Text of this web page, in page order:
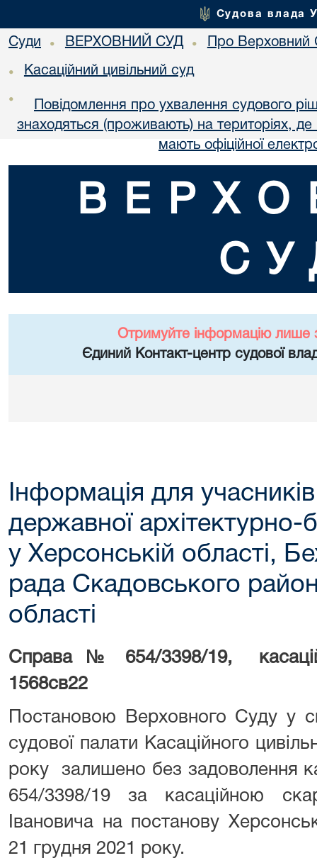
Судова влада
Суди • ВЕРХОВНИЙ СУД • Про Верховний
• Касаційний цивільний суд
•
Повідомлення про ухвалення судового
знаходяться (проживають) на територіях, де
мають офіційної
Отримуйте інформацію лише
Єдиний Контакт-центр судової
Інформація для
державної архітектурно-
у Херсонській області,
рада Скадовського
області
Справа № 654/3398/19,
1568св22
Постановою Верховного Суду у
судової палати Касаційного
року залишено без задоволення
654/3398/19 за касаційною
Івановича на постанову
21 грудня 2021 року.